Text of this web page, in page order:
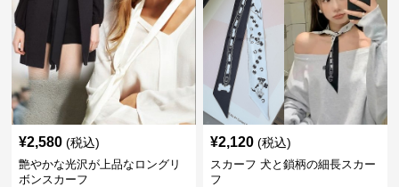
¥2,580 (税込)
艶やかな光沢が上品なロングリ
ボンスカーフ
¥2,120 (税込)
スカーフ 犬と鎖柄の細長スカー
フ